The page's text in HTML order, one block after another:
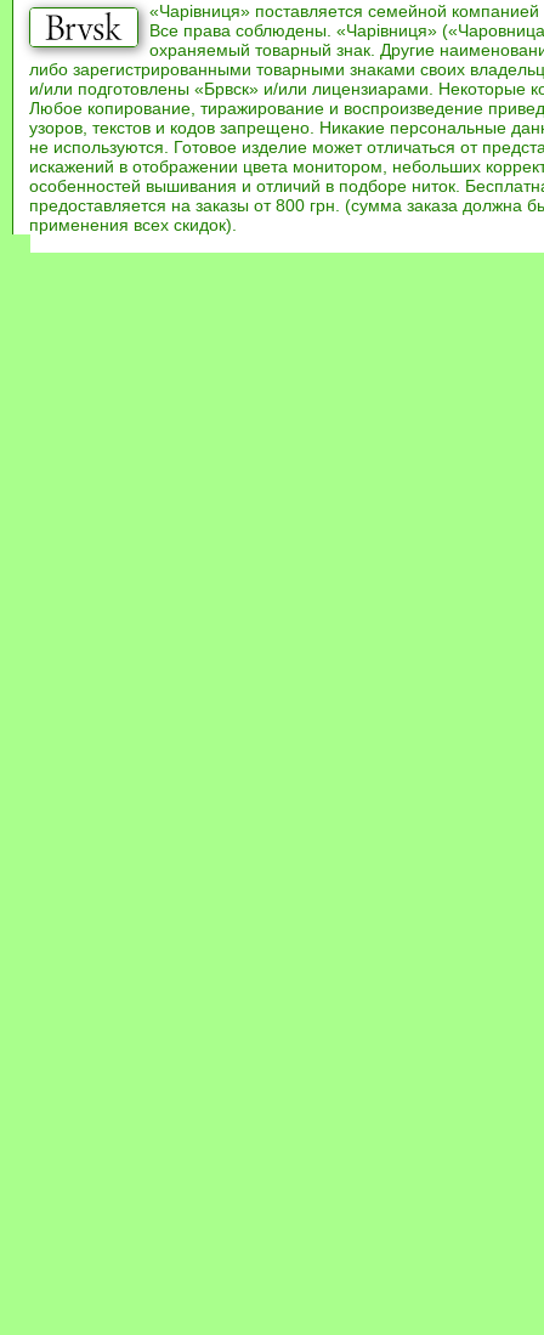
«Чарівниця» поставляется семейной компанией
Все права соблюдены. «Чарівниця»
охраняемый товарный знак. Другие
либо зарегистрированными товарными знаками своих
и/или подготовлены «Брвск» и/или лицензиарами. Некоторые
Любое копирование, тиражирование и воспроизведение
узоров, текстов и кодов запрещено. Никакие персональные
не используются. Готовое изделие может отличаться от
искажений в отображении цвета монитором, небольших
особенностей вышивания и отличий в подборе ниток.
предоставляется на заказы от 800 грн. (сумма заказа должна
применения всех скидок).